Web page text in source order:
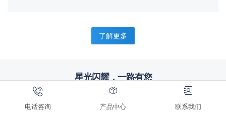
了解更多
星光闪耀，一路有您
电话咨询
产品中心 联系我们